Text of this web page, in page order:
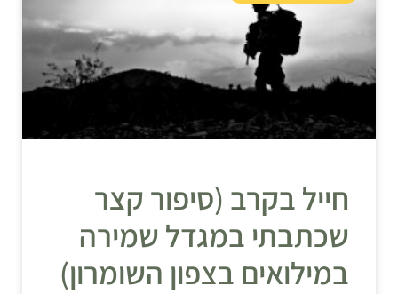
חייל בקרב (סיפור קצר
שכתבתי במגדל שמירה
במילואים בצפון השומרון)